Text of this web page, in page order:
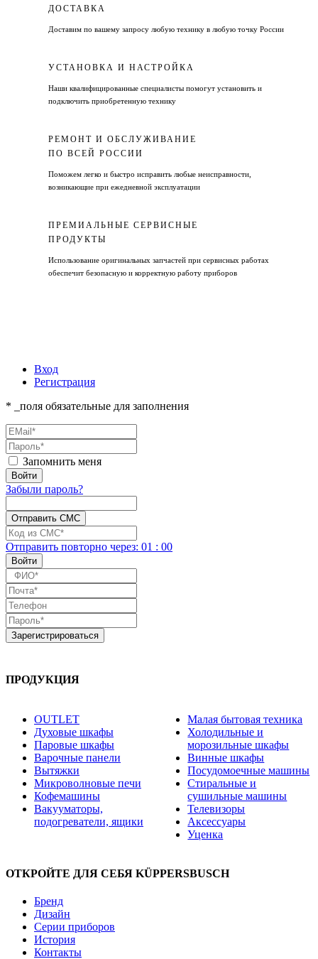
ДОСТАВКА
Доставим по вашему запросу любую технику в любую точку России
УСТАНОВКА И НАСТРОЙКА
Наши квалифицированные специалисты помогут установить и
подключить приобретенную технику
РЕМОНТ И ОБСЛУЖИВАНИЕ
ПО ВСЕЙ РОССИИ
Поможем легко и быстро исправить любые неисправности,
возникающие при ежедневной эксплуатации
ПРЕМИАЛЬНЫЕ СЕРВИСНЫЕ
ПРОДУКТЫ
Использование оригинальных запчастей при сервисных работах
обеспечит безопасную и корректную работу приборов
Вход
Регистрация
* _поля обязательные для заполнения
Запомнить меня
Забыли пароль?
Отправить повторно через: 01 : 00
ПРОДУКЦИЯ
OUTLET
Духовые шкафы
Паровые шкафы
Варочные панели
Вытяжки
Микроволновые печи
Кофемашины
Вакууматоры,
подогреватели, ящики
Малая бытовая техника
Холодильные и
морозильные шкафы
Винные шкафы
Посудомоечные машины
Стиральные и
сушильные машины
Телевизоры
Аксессуары
Уценка
ОТКРОЙТЕ ДЛЯ СЕБЯ KÜPPERSBUSCH
Бренд
Дизайн
Серии приборов
История
Контакты